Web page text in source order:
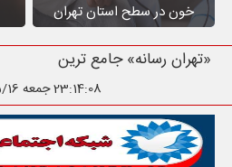
خون در سطح استان تهران
«تهران رسانه» جامع ترین رسانه اس
23:14:09جمعه 1405/05/16